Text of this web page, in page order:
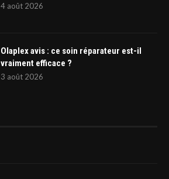
4 août 2026
Olaplex avis : ce soin réparateur est-il
vraiment efficace ?
3 août 2026